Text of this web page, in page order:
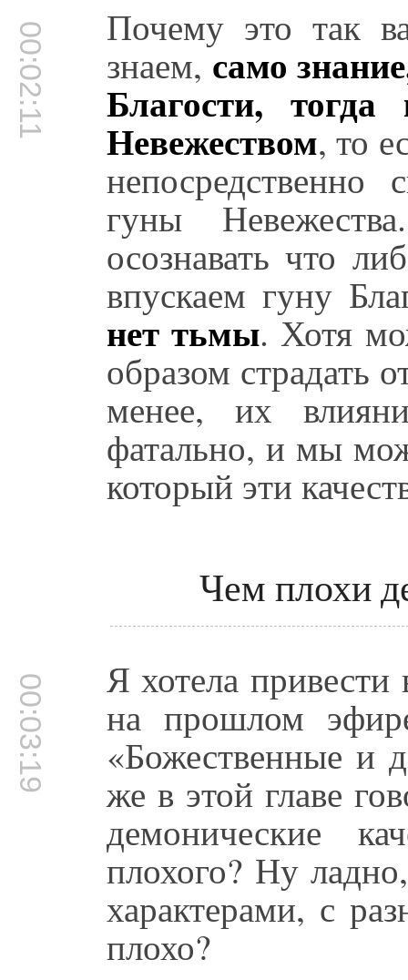
00:02:11 Почему это так
знаем,само
Благости,
Невежеством, то
гуны
осознавать что
впускаем гуну
нет тьмы. Хотя
образом страдать
менее, их
фатально, и мы
который эти
Чем плохи
00:03:19 Я хотела
на прошлом
«Божественные и
же в этой главе
демонические
плохого? Ну
характерами, с
плохо?